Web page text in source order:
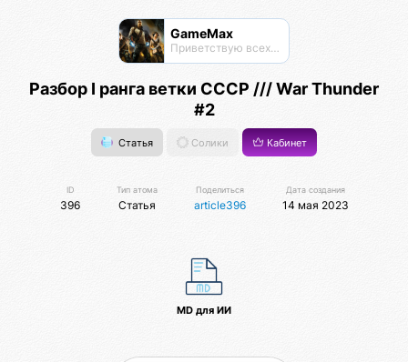
GameMax
Приветствую всех на просторах этого хаба;)
Разбор I ранга ветки СССР /// War Thunder
#2
Статья Солики Кабинет
ID
396
Тип атома
Статья
Поделиться
article396
Дата создания
14 мая 2023
MD для ИИ